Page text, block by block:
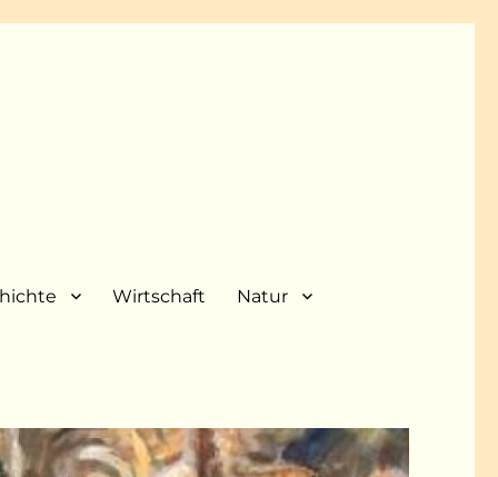
Wirtschaft Natur